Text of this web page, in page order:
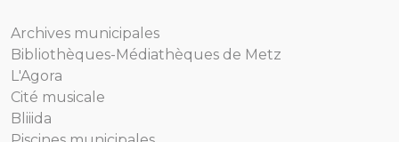
Archives municipales
Bibliothèques-Médiathèques de Metz
L'Agora
Cité musicale
Bliiida